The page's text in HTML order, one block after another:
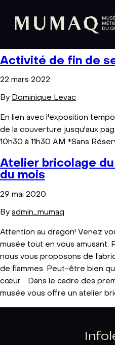
Activité de fin de
22 mars 2022
By Dominique Levac
En lien avec l'exposition
de la couverture jusqu'aux
10h30 à 11h30 AM *Sans
Atelier bricolage
du mois
29 mai 2020
By admin_mumaq
Attention au dragon! Venez
musée tout en vous amusant.
nous vous proposons de
de flammes. Peut-être bien
cœur. Dans le cadre des
musée vous offre un atelier